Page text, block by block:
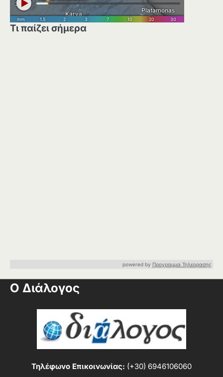
Τι παίζει σήμερα
powered by Προγραμμα Τηλεορασης
Ο Διάλογος
Τηλέφωνο Επικοινωνίας: (+30) 6946106060